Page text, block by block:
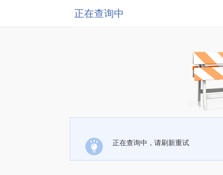
正在查询中
正在查询中，请刷新重试